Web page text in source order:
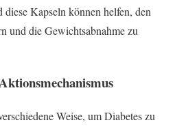
Kapseln können helfen, den
und die Gewichtsabnahme zu
Weise, um Diabetes zu